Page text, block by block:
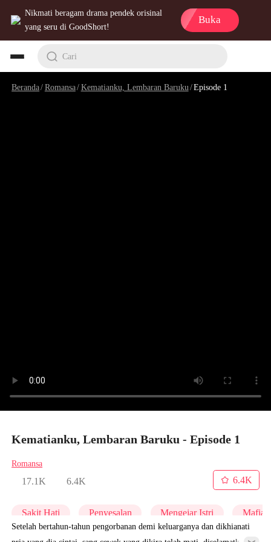
Nikmati beragam drama pendek orisinal
yang seru di GoodShort!
Buka
Cari
Beranda/Romansa/Kematianku, Lembaran Baruku/Episode 1
Kematianku, Lembaran Baruku - Episode 1
Romansa
17.1K 6.4K
6.4K
Sakit Hati Penyesalan Mengejar Istri Mafia
Setelah bertahun-tahun pengorbanan demi keluarganya dan dikhianati